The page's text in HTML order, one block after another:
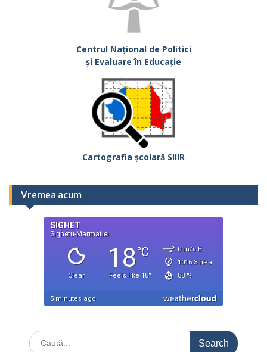
Centrul Național de Politici
și Evaluare în Educație
Cartografia școlară SIIIR
Vremea acum
Search
for: